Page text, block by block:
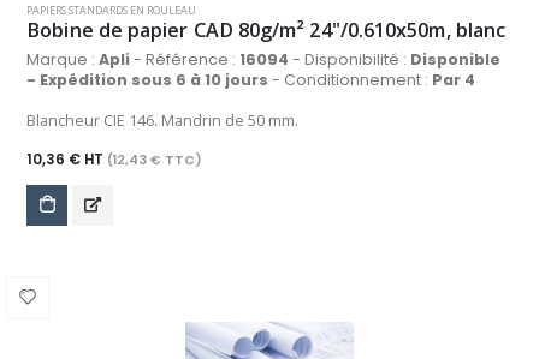
PAPIERS STANDARDS EN ROULEAU
Bobine de papier CAD 80g/m² 24"/0.610x50m, blanc
Marque :Apli- Référence : 16094 - Disponibilité : Disponible
- Expédition sous 6 à 10 jours - Conditionnement : Par 4
Blancheur CIE 146. Mandrin de 50 mm.
10,36 € HT (12,43 € TTC)